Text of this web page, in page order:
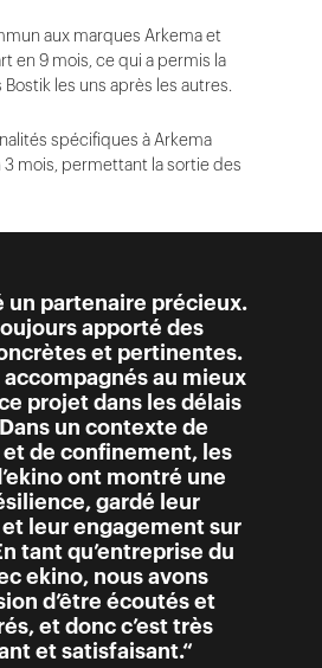
aux marques Arkema et
en 9 mois, ce qui a permis la
les uns après les autres.
spécifiques à Arkema
3 mois, permettant la sortie des
un partenaire précieux.
apporté des
et pertinentes.
au mieux
projet dans les délais
un contexte de
de confinement, les
ont montré une
gardé leur
leur engagement sur
tant qu’entreprise du
ekino, nous avons
d’être écoutés et
et donc c’est très
et satisfaisant.“